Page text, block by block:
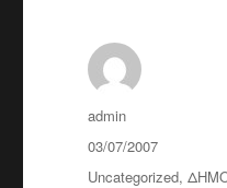
Author
admin
Posted
on
03/07/2007
Categories
Uncategorized,